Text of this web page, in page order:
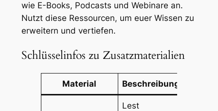
wie E-Books, Podcasts und Webinare an.
Nutzt diese Ressourcen, um euer Wissen zu
erweitern und vertiefen.
Schlüsselinfos zu Zusatzmaterialien
Material Beschreibung
Lest